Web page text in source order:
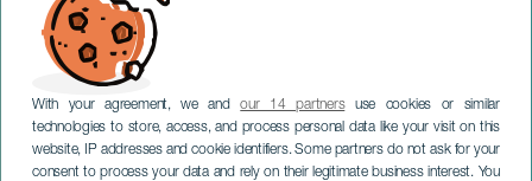
With your agreement, we andour 14 partnersuse cookies or similar
technologies to store, access, and process personal data like your visit on this
website, IP addresses and cookie identifiers. Some partners do not ask for your
consent to process your data and rely on their legitimate business interest. You